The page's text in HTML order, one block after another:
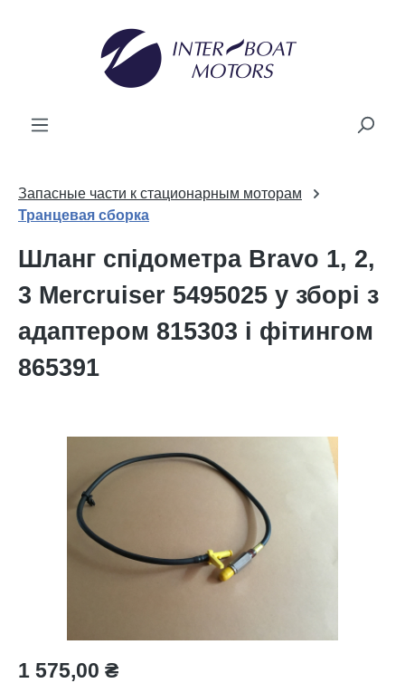
Запасные части к стационарным моторам
Транцевая сборка
Шланг спідометра Bravo 1, 2,
3 Mercruiser 5495025 у зборі з
адаптером 815303 і фітингом
865391
1 575,00 ₴